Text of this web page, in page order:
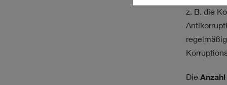
z. B. die
Die